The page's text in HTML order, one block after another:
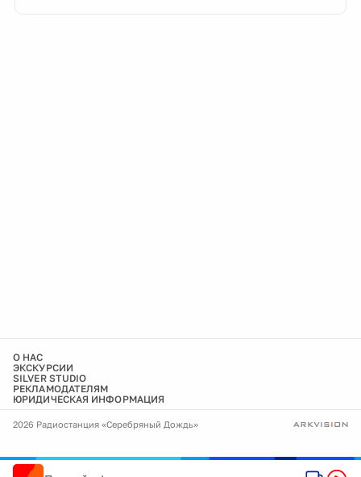
О НАС
ЭКСКУРСИИ
SILVER STUDIO
РЕКЛАМОДАТЕЛЯМ
ЮРИДИЧЕСКАЯ ИНФОРМАЦИЯ
2026 Радиостанция «Серебряный Дождь»